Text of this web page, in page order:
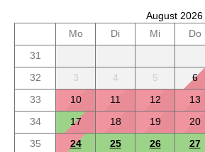
August 2026
Mo
Di Mi Do
31
32
3 4 5 6
33
10 11 12 13
34
17 18 19 20
35
24 25 26 27